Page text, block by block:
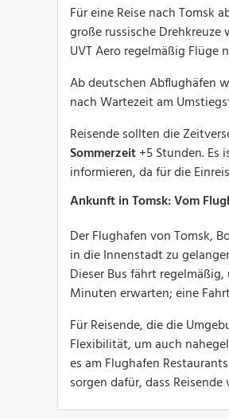
Für eine Reise nach Tomsk
große russische
UVT Aero regelmäßig
Ab deutschen Abflughäfen
nach Wartezeit am
Reisende sollten die
Sommerzeit+5 Stunden.
informieren, da für die
Ankunft in Tomsk: Vom
Der Flughafen von Tomsk,
in die Innenstadt zu
Dieser Bus fährt
Minuten erwarten; eine
Für Reisende, die die
Flexibilität, um auch
es am Flughafen
sorgen dafür, dass